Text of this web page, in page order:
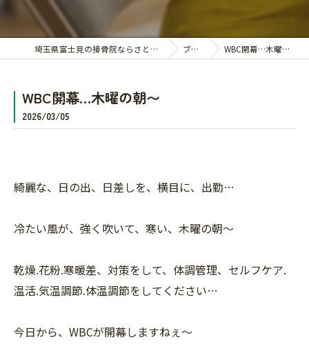
埼玉県富士見の接骨院ならさとう接骨院 ブログ WBC開幕…木曜の朝〜
WBC開幕…木曜の朝〜
2026/03/05
綺麗な、日の出、日差しを、横目に、出勤…
冷たい風が、強く吹いて、寒い、木曜の朝〜
乾燥.花粉.寒暖差、対策をして、体調管理、セルフケア.
温活.気温調節.体温調節をしてください…
今日から、WBCが開幕しますねぇ〜